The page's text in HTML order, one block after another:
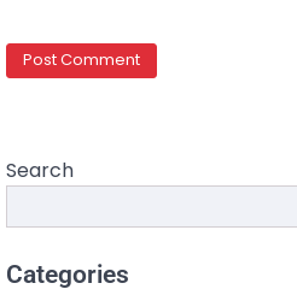
Search
Categories